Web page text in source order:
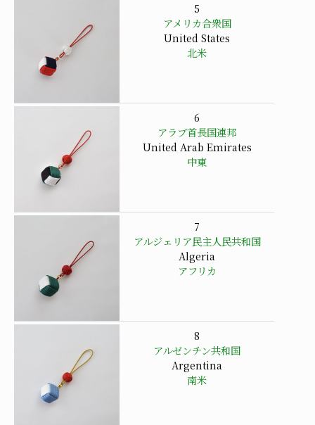
5
アメリカ合衆国
United States
北米
6
アラブ首長国連邦
United Arab Emirates
中東
7
アルジェリア民主人民共和国
Algeria
アフリカ
8
アルゼンチン共和国
Argentina
南米